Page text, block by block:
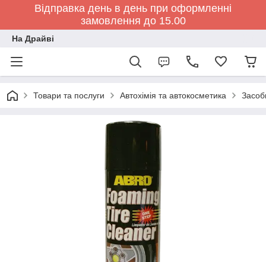
Відправка день в день при оформленні
замовлення до 15.00
На Драйві
Товари та послуги Автохімія та автокосметика